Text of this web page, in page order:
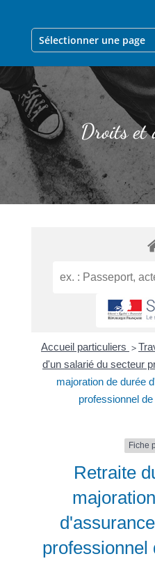
Sélectionner une page
Droits et
Accueil particuliers >
d'un salarié du secteur
majoration de durée
professionnel
Fiche
Retraite
professionnel